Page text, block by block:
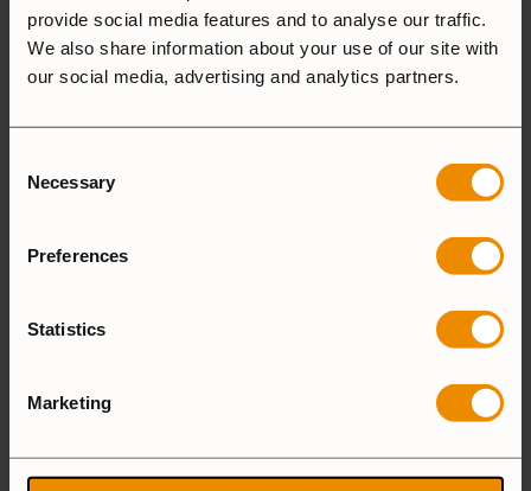
provide social media features and to analyse our traffic.
We also share information about your use of our site with
our social media, advertising and analytics partners.
Selection
Necessary
Preferences
Statistics
Marketing
LÄGG TILL EN RECENSION
4 stjärnor
0%
0%
2 stjärnor
0%
1-5 of 5 reviews